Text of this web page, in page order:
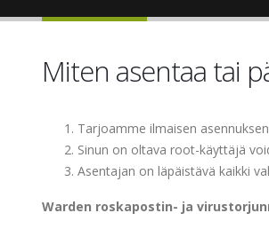
Miten asentaa tai
Tarjoamme ilmaisen
Sinun on oltava root-käyttäjä
Asentajan on läpäistävä kaikki
Warden roskapostin- ja